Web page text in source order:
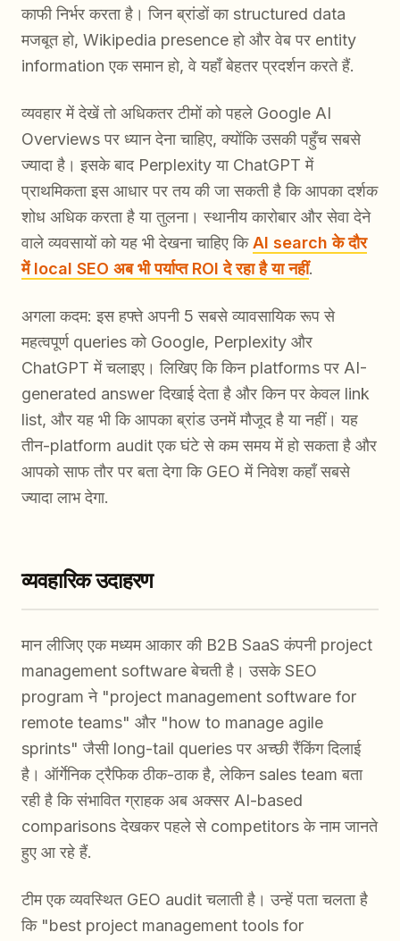
काफी निर्भर करता है। जिन ब्रांडों का structured data
मजबूत हो, Wikipedia presence हो और वेब पर entity
information एक समान हो, वे यहाँ बेहतर प्रदर्शन करते हैं.
व्यवहार में देखें तो अधिकतर टीमों को पहले Google AI
Overviews पर ध्यान देना चाहिए, क्योंकि उसकी पहुँच सबसे
ज्यादा है। इसके बाद Perplexity या ChatGPT में
प्राथमिकता इस आधार पर तय की जा सकती है कि आपका दर्शक
शोध अधिक करता है या तुलना। स्थानीय कारोबार और सेवा देने
वाले व्यवसायों को यह भी देखना चाहिए किAI search के दौर
में local SEO अब भी पर्याप्त ROI दे रहा है या नहीं.
अगला कदम: इस हफ्ते अपनी 5 सबसे व्यावसायिक रूप से
महत्वपूर्ण queries को Google, Perplexity और
ChatGPT में चलाइए। लिखिए कि किन platforms पर AI-
generated answer दिखाई देता है और किन पर केवल link
list, और यह भी कि आपका ब्रांड उनमें मौजूद है या नहीं। यह
तीन-platform audit एक घंटे से कम समय में हो सकता है और
आपको साफ तौर पर बता देगा कि GEO में निवेश कहाँ सबसे
ज्यादा लाभ देगा.
व्यवहारिक उदाहरण
मान लीजिए एक मध्यम आकार की B2B SaaS कंपनी project
management software बेचती है। उसके SEO
program ने "project management software for
remote teams" और "how to manage agile
sprints" जैसी long-tail queries पर अच्छी रैंकिंग दिलाई
है। ऑर्गेनिक ट्रैफिक ठीक-ठाक है, लेकिन sales team बता
रही है कि संभावित ग्राहक अब अक्सर AI-based
comparisons देखकर पहले से competitors के नाम जानते
हुए आ रहे हैं.
टीम एक व्यवस्थित GEO audit चलाती है। उन्हें पता चलता है
कि "best project management tools for